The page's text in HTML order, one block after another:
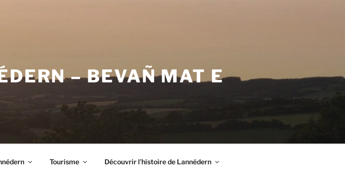
– BEVAÑ MAT E
Tourisme Découvrir l’histoire de Lannédern